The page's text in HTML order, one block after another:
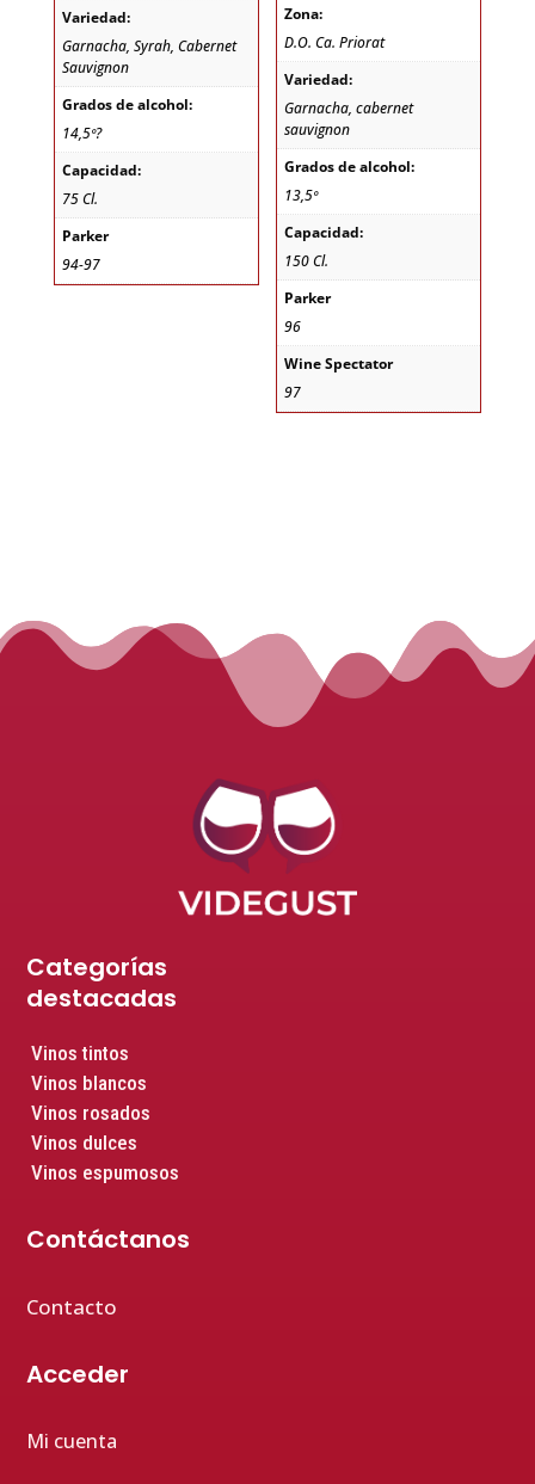
Variedad:
Garnacha, Syrah, Cabernet
Sauvignon
Grados de alcohol:
14,5º?
Capacidad:
75 Cl.
Parker
94-97
Zona:
D.O. Ca. Priorat
Variedad:
Garnacha, cabernet
sauvignon
Grados de alcohol:
13,5º
Capacidad:
150 Cl.
Parker
96
Wine Spectator
97
Categorías
destacadas
Vinos tintos
Vinos blancos
Vinos rosados
Vinos dulces
Vinos espumosos
Contáctanos
Contacto
Acceder
Mi cuenta